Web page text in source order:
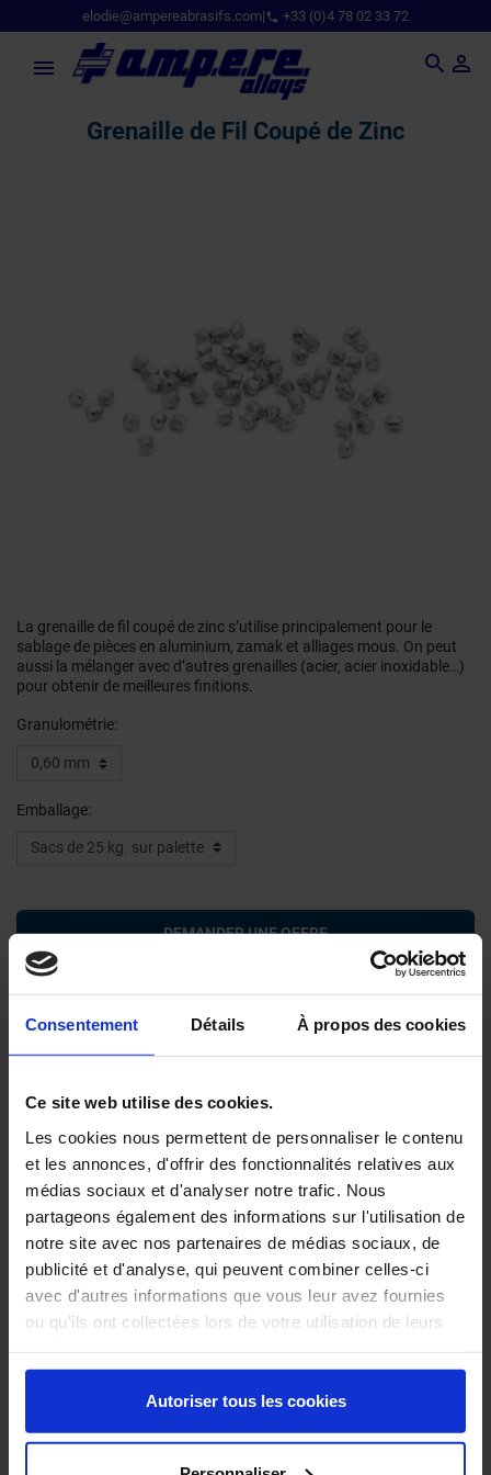
Consentement Détails À propos des cookies
Ce site web utilise des cookies.
Les cookies nous permettent de personnaliser le contenu
et les annonces, d'offrir des fonctionnalités relatives aux
médias sociaux et d'analyser notre trafic. Nous
partageons également des informations sur l'utilisation de
notre site avec nos partenaires de médias sociaux, de
publicité et d'analyse, qui peuvent combiner celles-ci
avec d'autres informations que vous leur avez fournies
ou qu'ils ont collectées lors de votre utilisation de leurs
Autoriser tous les cookies
elodie@ampereabrasifs.com| phone +33 (0)4 78 02 33 72
  
Grenaille de Fil Coupé de Zinc
La grenaille de fil coupé de zinc s’utilise principalement pour le
sablage de pièces en aluminium, zamak et alliages mous. On peut
aussi la mélanger avec d’autres grenailles (acier, acier inoxidable…)
pour obtenir de meilleures finitions.
Granulométrie:
Emballage:
DEMANDER UNE OFFRE